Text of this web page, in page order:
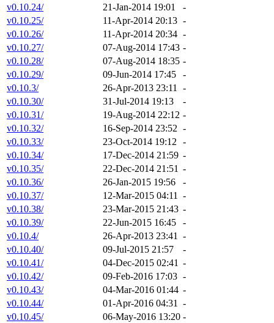
v0.10.24/
21-Jan-2014 19:01
-
v0.10.25/
11-Apr-2014 20:13 -
v0.10.26/
11-Apr-2014 20:34 -
v0.10.27/
07-Aug-2014 17:43 -
v0.10.28/
07-Aug-2014 18:35 -
v0.10.29/
09-Jun-2014 17:45
-
v0.10.3/
26-Apr-2013 23:11
-
v0.10.30/
31-Jul-2014 19:13
-
v0.10.31/
19-Aug-2014 22:12 -
v0.10.32/
16-Sep-2014 23:52 -
v0.10.33/
23-Oct-2014 19:12
-
v0.10.34/
17-Dec-2014 21:59 -
v0.10.35/
22-Dec-2014 21:51 -
v0.10.36/
26-Jan-2015 19:56
-
v0.10.37/
12-Mar-2015 04:11
-
v0.10.38/
23-Mar-2015 21:43 -
v0.10.39/
22-Jun-2015 16:45
-
v0.10.4/
26-Apr-2013 23:41
-
v0.10.40/
09-Jul-2015 21:57
-
v0.10.41/
04-Dec-2015 02:41 -
v0.10.42/
09-Feb-2016 17:03 -
v0.10.43/
04-Mar-2016 01:44 -
v0.10.44/
01-Apr-2016 04:31
-
v0.10.45/
06-May-2016 13:20 -